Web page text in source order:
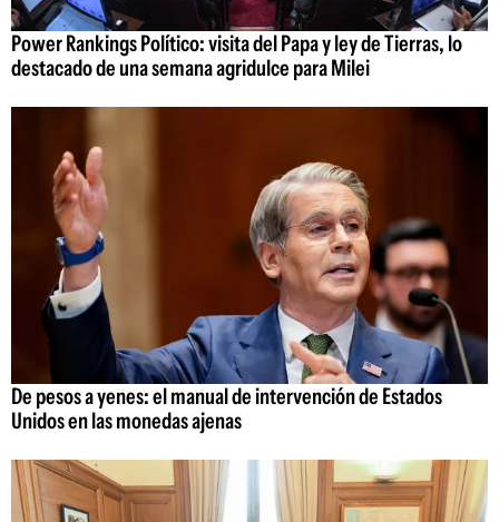
Power Rankings Político: visita del Papa y ley de Tierras, lo
destacado de una semana agridulce para Milei
De pesos a yenes: el manual de intervención de Estados
Unidos en las monedas ajenas